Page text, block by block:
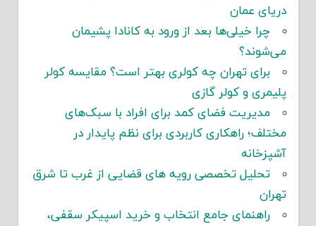
دریای عمان
چرا خیلی‌ها بعد از ورود به کانادا پشیمان
می‌شوند؟
برای تهران چه کولری بهتر است؟ مقایسه کولر
پلیمری و کولر گازی
مدیریت فضای کمد برای افراد با سبک‌های
مختلف؛ راهکاری کاربردی برای نظم پایدار در
آشپزخانه
تحلیل تخصصی رویه های قضایی از غرب تا شرق
تهران
راهنمای جامع انتخاب و خرید اسپیکر سقفی،